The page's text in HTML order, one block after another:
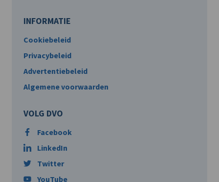
INFORMATIE
Cookiebeleid
Privacybeleid
Advertentiebeleid
Algemene voorwaarden
VOLG DVO
Facebook
LinkedIn
Twitter
YouTube